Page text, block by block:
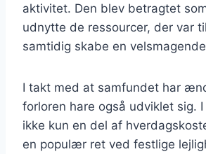
aktivitet. Den blev betragtet
udnytte de ressourcer, der var
samtidig skabe en
I takt med at samfundet har
forloren hare også udviklet sig.
ikke kun en del af
en populær ret ved festlige